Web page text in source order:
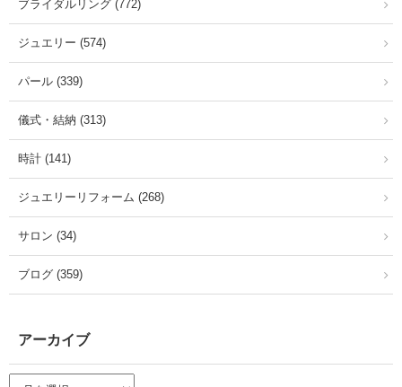
ブライダルリング (772)
ジュエリー (574)
パール (339)
儀式・結納 (313)
時計 (141)
ジュエリーリフォーム (268)
サロン (34)
ブログ (359)
アーカイブ